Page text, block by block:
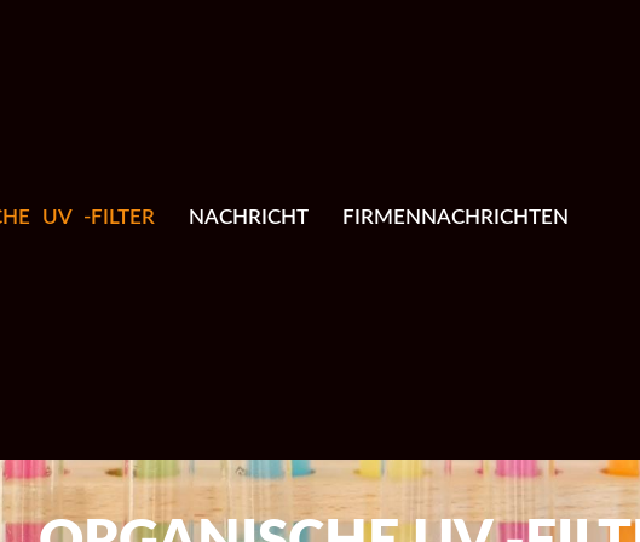
UV -FILTER NACHRICHT
FIRMENNACHRICHTEN